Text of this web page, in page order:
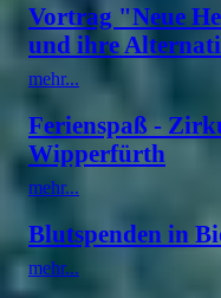
Vortrag "Neue
und ihre
mehr...
Ferienspaß -
Wipperfürth
mehr...
Blutspenden in
mehr...